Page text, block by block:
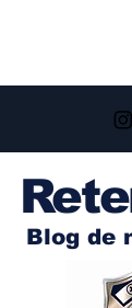
Blog de